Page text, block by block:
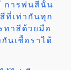
การพ่นสีนั้น
ที่เท่ากันทุก
ทาสีด้วยมือ
นเชื้อราได้